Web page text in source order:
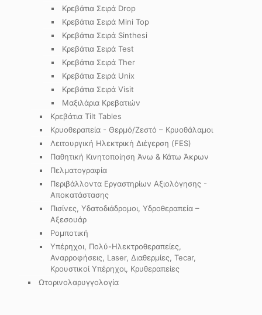
Κρεβάτια Σειρά Drop
Κρεβάτια Σειρά Mini Top
Κρεβάτια Σειρά Sinthesi
Κρεβάτια Σειρά Test
Κρεβάτια Σειρά Ther
Κρεβάτια Σειρά Unix
Κρεβάτια Σειρά Visit
Μαξιλάρια Κρεβατιών
Κρεβάτια Tilt Tables
Κρυοθεραπεία - Θερμό/Ζεστό – Κρυοθάλαμοι
Λειτουργική Ηλεκτρική Διέγερση (FES)
Παθητική Κινητοποίηση Άνω & Κάτω Άκρων
Πελματογραφία
Περιβάλλοντα Εργαστηρίων Αξιολόγησης -
Αποκατάστασης
Πισίνες, Υδατοδιάδρομοι, Υδροθεραπεία –
Αξεσουάρ
Ρομποτική
Υπέρηχοι, Πολύ-Ηλεκτροθεραπείες,
Αναρροφήσεις, Laser, Διαθερμίες, Tecar,
Κρουστικοί Υπέρηχοι, Κρυθεραπείες
Ωτορινολαρυγγολογία